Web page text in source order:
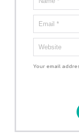
Your email